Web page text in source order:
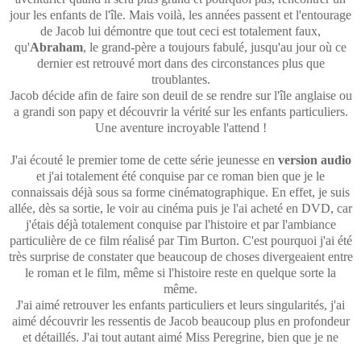
jour les enfants de l'île. Mais voilà, les années passent et l'entourage
de Jacob lui démontre que tout ceci est totalement faux,
qu'Abraham, le grand-père a toujours fabulé, jusqu'au jour où ce
dernier est retrouvé mort dans des circonstances plus que
troublantes.
Jacob décide afin de faire son deuil de se rendre sur l'île anglaise ou
a grandi son papy et découvrir la vérité sur les enfants particuliers.
Une aventure incroyable l'attend !
J'ai écouté le premier tome de cette série jeunesse en version audio
et j'ai totalement été conquise par ce roman bien que je le
connaissais déjà sous sa forme cinématographique. En effet, je suis
allée, dès sa sortie, le voir au cinéma puis je l'ai acheté en DVD, car
j'étais déjà totalement conquise par l'histoire et par l'ambiance
particulière de ce film réalisé par Tim Burton. C'est pourquoi j'ai été
très surprise de constater que beaucoup de choses divergeaient entre
le roman et le film, même si l'histoire reste en quelque sorte la
même.
J'ai aimé retrouver les enfants particuliers et leurs singularités, j'ai
aimé découvrir les ressentis de Jacob beaucoup plus en profondeur
et détaillés. J'ai tout autant aimé Miss Peregrine, bien que je ne